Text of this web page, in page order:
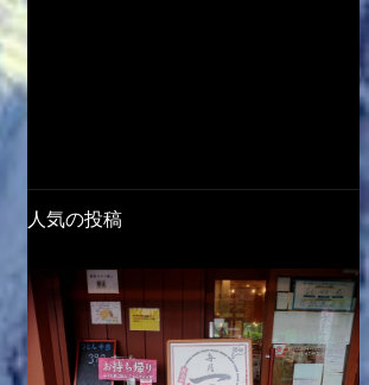
人気の投稿